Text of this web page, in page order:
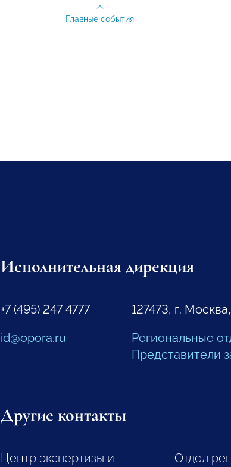
Главные события
Исполнительная дирекция
+7 (495) 247 4777
id@opora.ru
127473, г.
Региональные
Представители
Другие контакты
Центр экспертизы и
Отдел